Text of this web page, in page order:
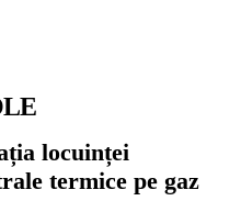
locuinței
termice pe gaz